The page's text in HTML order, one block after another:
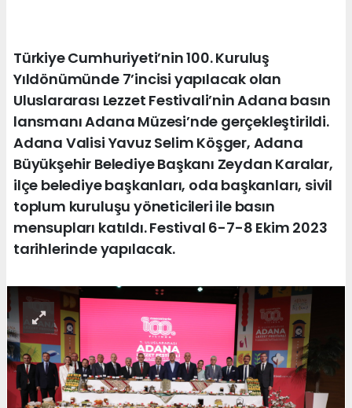
Türkiye Cumhuriyeti’nin 100. Kuruluş
Yıldönümünde 7’incisi yapılacak olan
Uluslararası Lezzet Festivali’nin Adana basın
lansmanı Adana Müzesi’nde gerçekleştirildi.
Adana Valisi Yavuz Selim Köşger, Adana
Büyükşehir Belediye Başkanı Zeydan Karalar,
ilçe belediye başkanları, oda başkanları, sivil
toplum kuruluşu yöneticileri ile basın
mensupları katıldı. Festival 6-7-8 Ekim 2023
tarihlerinde yapılacak.